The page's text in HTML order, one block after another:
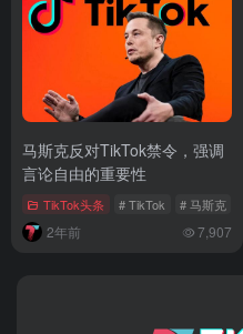
马斯克反对TikTok禁令，强调
言论自由的重要性
TikTok头条 # TikTok # 马斯克
2年前 7,907